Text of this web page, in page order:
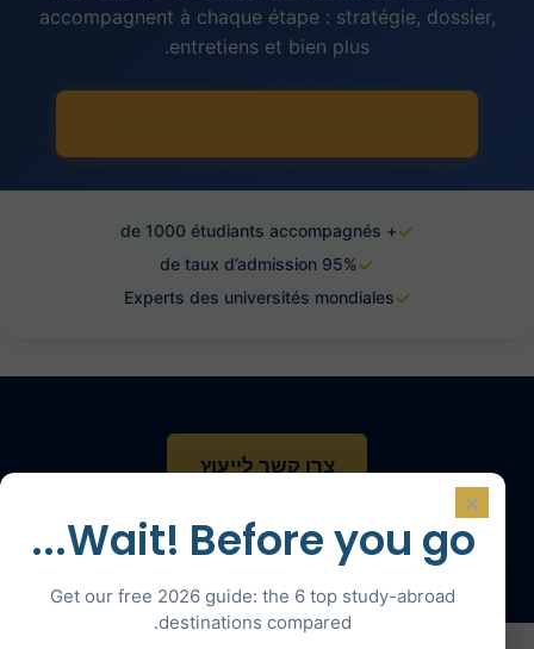
accompagnent à chaque étape : stratégie, dossier,
entretiens et bien plus.
+ de 1000 étudiants accompagnés
95% de taux d’admission
Experts des universités mondiales
צרו קשר לייעוץ
דברו עם מומחה
Wait! Before you go...
Get our free 2026 guide: the 6 top study-abroad
destinations compared.